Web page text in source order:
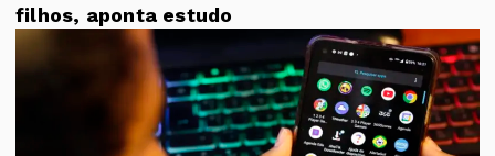
filhos, aponta estudo